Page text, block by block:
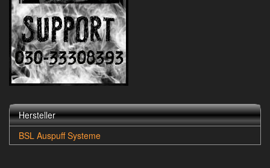
Hersteller
BSL Auspuff Systeme